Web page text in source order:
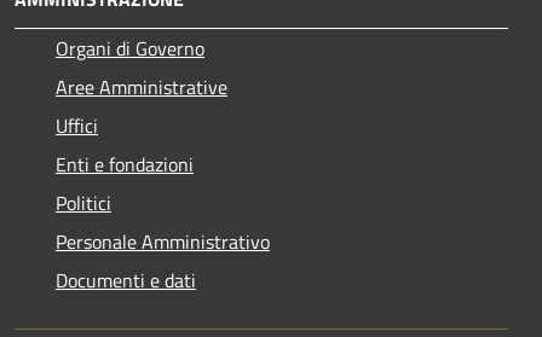
Organi di Governo
Aree Amministrative
Uffici
Enti e fondazioni
Politici
Personale Amministrativo
Documenti e dati